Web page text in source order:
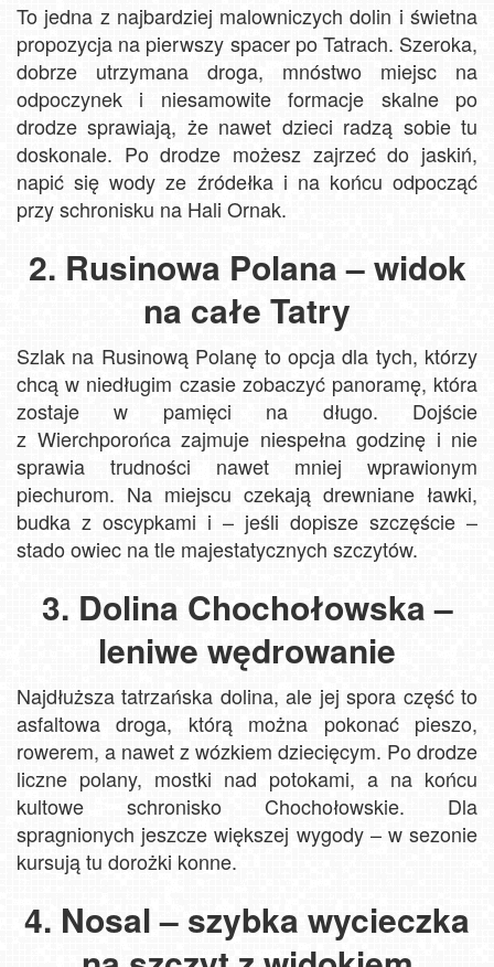
To jedna z najbardziej malowniczych dolin i świetna
propozycja na pierwszy spacer po Tatrach. Szeroka,
dobrze utrzymana droga, mnóstwo miejsc na
odpoczynek i niesamowite formacje skalne po
drodze sprawiają, że nawet dzieci radzą sobie tu
doskonale. Po drodze możesz zajrzeć do jaskiń,
napić się wody ze źródełka i na końcu odpocząć
przy schronisku na Hali Ornak.
2. Rusinowa Polana – widok
na całe Tatry
Szlak na Rusinową Polanę to opcja dla tych, którzy
chcą w niedługim czasie zobaczyć panoramę, która
zostaje w pamięci na długo. Dojście
z Wierchporońca zajmuje niespełna godzinę i nie
sprawia trudności nawet mniej wprawionym
piechurom. Na miejscu czekają drewniane ławki,
budka z oscypkami i – jeśli dopisze szczęście –
stado owiec na tle majestatycznych szczytów.
3. Dolina Chochołowska –
leniwe wędrowanie
Najdłuższa tatrzańska dolina, ale jej spora część to
asfaltowa droga, którą można pokonać pieszo,
rowerem, a nawet z wózkiem dziecięcym. Po drodze
liczne polany, mostki nad potokami, a na końcu
kultowe schronisko Chochołowskie. Dla
spragnionych jeszcze większej wygody – w sezonie
kursują tu dorożki konne.
4. Nosal – szybka wycieczka